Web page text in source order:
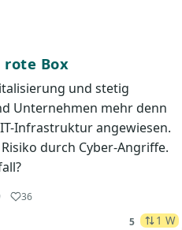
Box
und stetig
Unternehmen mehr denn
Infrastruktur angewiesen.
durch Cyber-Angriffe.
36
5 1 W